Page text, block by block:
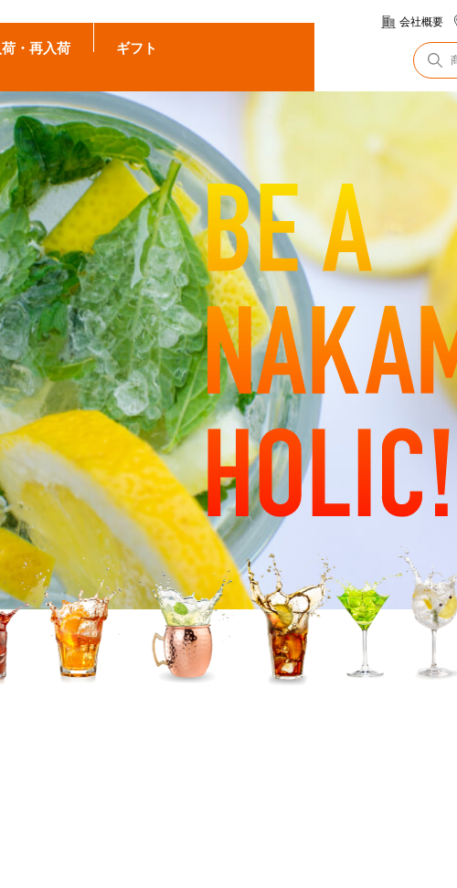
・再入荷 ギフト
会社概要